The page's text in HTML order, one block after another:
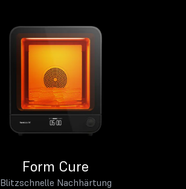
Form Cure
Blitzschnelle Nachhärtung